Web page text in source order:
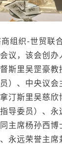
组织-世贸联
议，该会创
斯里吴罡豪教
）、中央议
汀斯里吴慈
导委员）、
主席杨孙西
永远荣誉主